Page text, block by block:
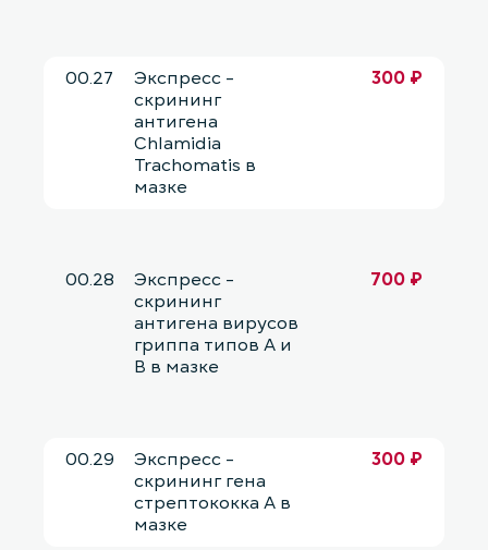
00.27
Экспресс -
скрининг
антигена
Chlamidia
Trachomatis в
мазке
300 ₽
00.28
Экспресс -
скрининг
антигена вирусов
гриппа типов А и
В в мазке
700 ₽
00.29
Экспресс -
скрининг гена
стрептококка А в
мазке
300 ₽